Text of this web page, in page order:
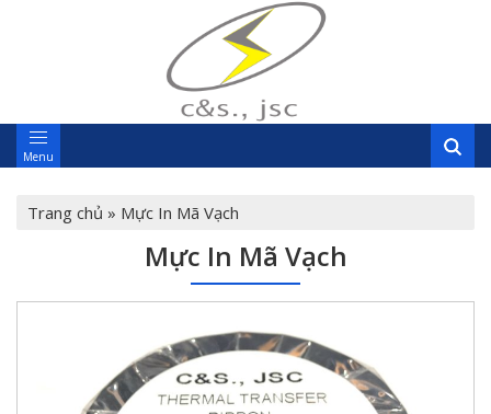
Menu
Trang chủ » Mực In Mã Vạch
Mực In Mã Vạch